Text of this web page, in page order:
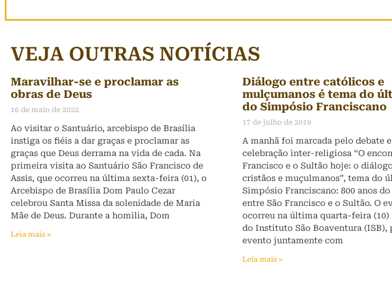
VEJA OUTRAS NOTÍCIAS
Maravilhar-se e proclamar as
obras de Deus
16 de maio de 2022
Ao visitar o Santuário, arcebispo de Brasília
instiga os fiéis a dar graças e proclamar as
graças que Deus derrama na vida de cada. Na
primeira visita ao Santuário São Francisco de
Assis, que ocorreu na última sexta-feira (01), o
Arcebispo de Brasília Dom Paulo Cezar
celebrou Santa Missa da solenidade de Maria
Mãe de Deus. Durante a homilia, Dom
Leia mais »
Diálogo entre católicos e
mulçumanos é tema do
do Simpósio Franciscano
17 de julho de 2019
A manhã foi marcada pelo debate
celebração inter-religiosa “O
Francisco e o Sultão hoje: o
cristãos e muçulmanos”, tema do
Simpósio Franciscano: 800 anos
entre São Francisco e o Sultão. O
ocorreu na última quarta-feira
do Instituto São Boaventura (ISB),
evento juntamente com
Leia mais »